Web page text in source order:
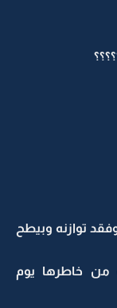
توازنه وبيطح
من خاطرها يوم